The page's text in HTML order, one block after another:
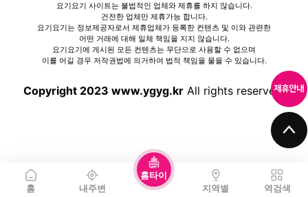
홈 내주변
홈타이
지역별
역검색
요기요기 사이트는 불법적인 업체와 제휴를 하지 않습니다.
건전한 업체만 제휴가능 합니다.
요기요기는 정보제공자로서 제휴업체가 등록한 컨텐츠 및 이와 관련한
어떤 거래에 대해 일체 책임을 지지 않습니다.
요기요기에 게시된 모든 컨텐츠는 무단으로 사용할 수 없으며
이를 어길 경우 저작권법에 의거하여 법적 책임을 물을 수 있습니다.
Copyright 2023 www.ygyg.kr All rights reserved.